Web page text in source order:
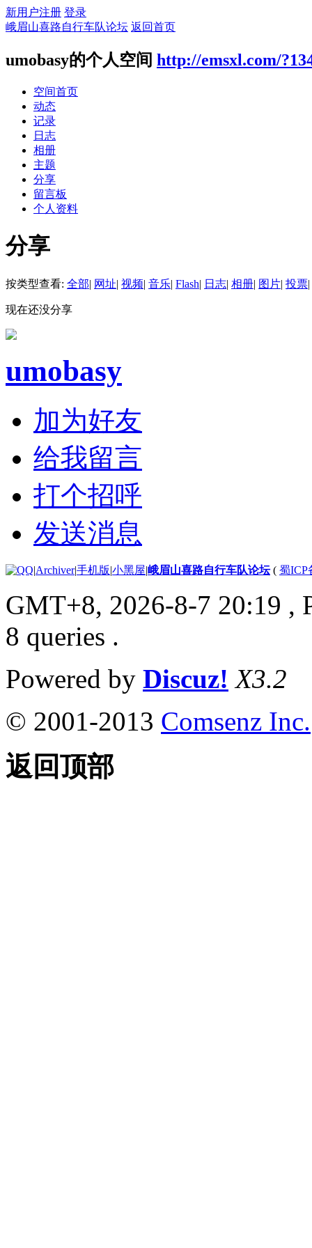
新用户注册 登录
峨眉山喜路自行车队论坛 返回首页
umobasy的个人空间 http://emsxl.com/
空间首页
动态
记录
日志
相册
主题
分享
留言板
个人资料
分享
按类型查看: 全部| 网址| 视频| 音乐| Flash| 日志| 相册| 图片| 投票|
现在还没分享
umobasy
加为好友
给我留言
打个招呼
发送消息
|Archiver|手机版|小黑屋|峨眉山喜路自行车队论坛( 蜀ICP
GMT+8, 2026-8-7 20:19 ,
8 queries .
Powered by Discuz! X3.2
© 2001-2013 Comsenz Inc.
返回顶部